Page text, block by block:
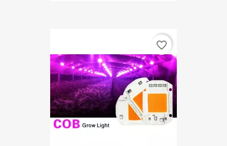
favorite_border